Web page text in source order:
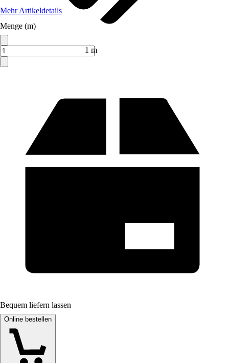
Verkauf durch:HORNBACH
Mehr Artikeldetails
Menge (m)
1 m
Bequem liefern lassen
Online bestellen